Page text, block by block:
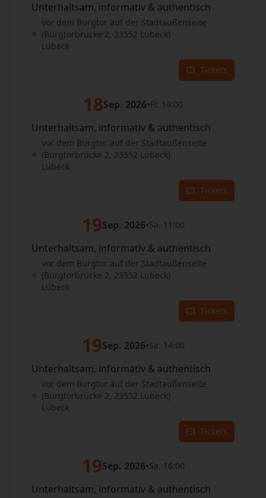
Unterhaltsam, informativ & authentisch
vor dem Burgtor auf der Stadtaußenseite
(Burgtorbrücke 2, 23552 Lübeck)
Lübeck
Tickets
18Sep. 2026•Fr. 14:00
Unterhaltsam, informativ & authentisch
vor dem Burgtor auf der Stadtaußenseite
(Burgtorbrücke 2, 23552 Lübeck)
Lübeck
Tickets
19Sep. 2026•Sa. 11:00
Unterhaltsam, informativ & authentisch
vor dem Burgtor auf der Stadtaußenseite
(Burgtorbrücke 2, 23552 Lübeck)
Lübeck
Tickets
19Sep. 2026•Sa. 14:00
Unterhaltsam, informativ & authentisch
vor dem Burgtor auf der Stadtaußenseite
(Burgtorbrücke 2, 23552 Lübeck)
Lübeck
Tickets
19Sep. 2026•Sa. 16:00
Unterhaltsam, informativ & authentisch